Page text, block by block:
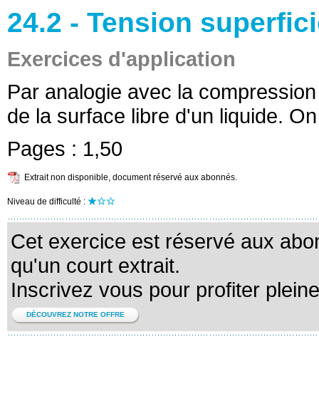
24.2 - Tension
Exercices d'application
Par analogie avec la
de la surface libre d'un liquide.
Pages : 1,50
Extrait non disponible, document réservé aux abonnés.
Niveau de difficulté :
Cet exercice est réservé aux
qu'un court extrait.
Inscrivez vous pour profiter
DÉCOUVREZ NOTRE OFFRE